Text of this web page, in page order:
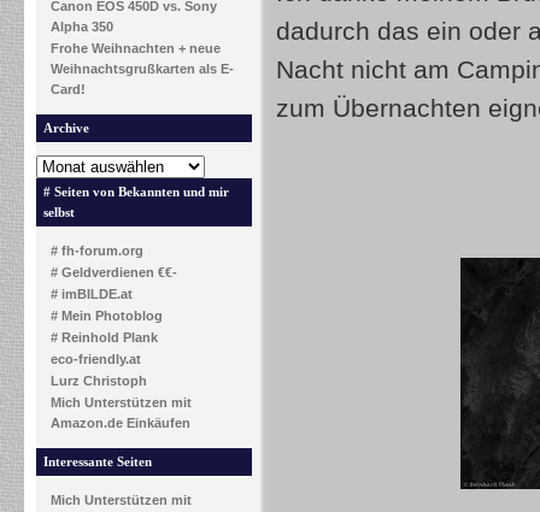
Canon EOS 450D vs. Sony
Alpha 350
Frohe Weihnachten + neue
Weihnachtsgrußkarten als E-
Card!
Archive
# Seiten von Bekannten und mir
selbst
# fh-forum.org
# Geldverdienen €€-
# imBILDE.at
# Mein Photoblog
# Reinhold Plank
eco-friendly.at
Lurz Christoph
Mich Unterstützen mit
Amazon.de Einkäufen
Interessante Seiten
Mich Unterstützen mit
dadurch das ein oder
Nacht nicht am
zum Übernachten